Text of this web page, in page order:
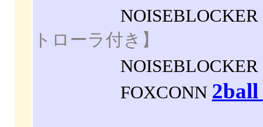
NOISEBLOCKER
トローラ付き】
NOISEBLOCKER
FOXCONN